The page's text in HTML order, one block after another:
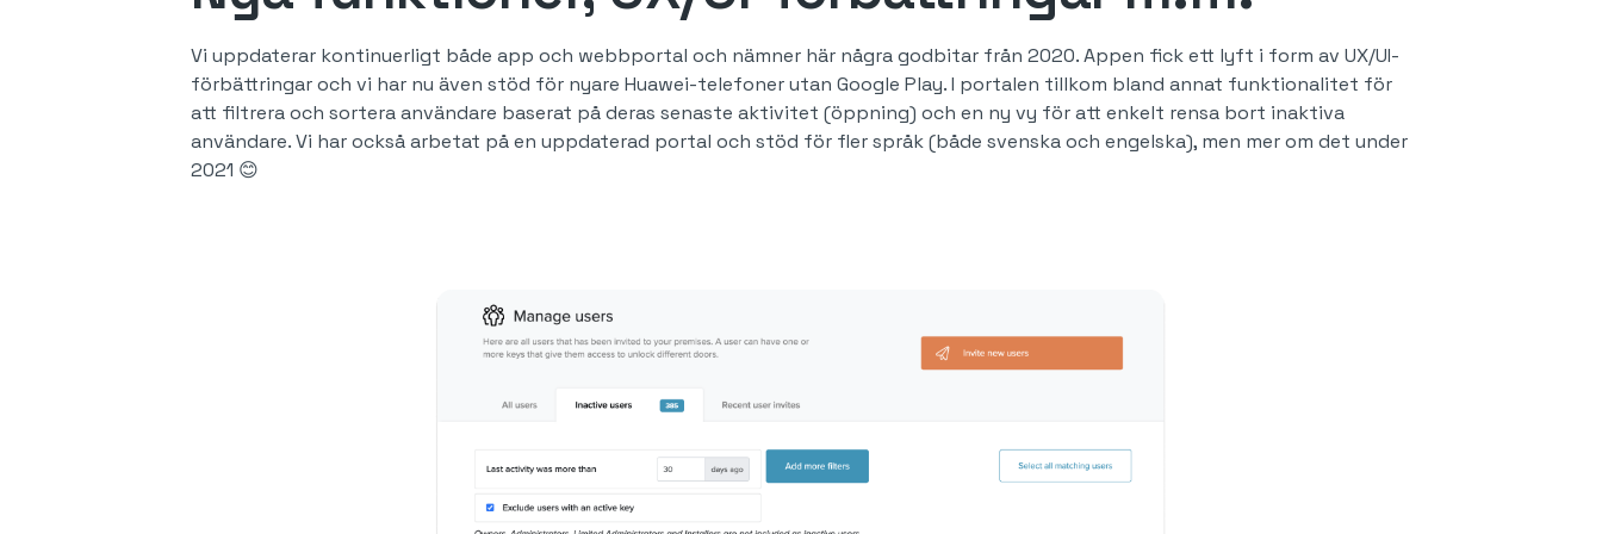
Vi uppdaterar kontinuerligt både app och webbportal och nämner här några godbitar från 2020. Appen fick ett lyft i form av UX/UI-
förbättringar och vi har nu även stöd för nyare Huawei-telefoner utan Google Play. I portalen tillkom bland annat funktionalitet för
att filtrera och sortera användare baserat på deras senaste aktivitet (öppning) och en ny vy för att enkelt rensa bort inaktiva
användare. Vi har också arbetat på en uppdaterad portal och stöd för fler språk (både svenska och engelska), men mer om det under
2021 😊